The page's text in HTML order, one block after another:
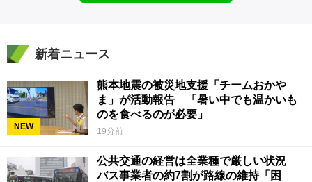
新着ニュース
NEW
熊本地震の被災地支援「チームおかや
ま」が活動報告 「暑い中でも温かいも
のを食べるのが必要」
19分前
公共交通の経営は全業種で厳しい状況
バス事業者の約7割が路線の維持「困